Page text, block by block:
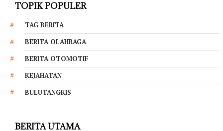
TOPIK POPULER
TAG BERITA
BERITA OLAHRAGA
BERITA OTOMOTIF
KEJAHATAN
BULUTANGKIS
BERITA UTAMA